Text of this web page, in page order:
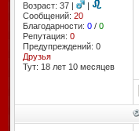
Возраст: 37 |
|
Сообщений: 20
Благодарности: 0/ 0
Репутация: 0
Предупреждений: 0
Друзья
Тут: 18 лет 10 месяцев